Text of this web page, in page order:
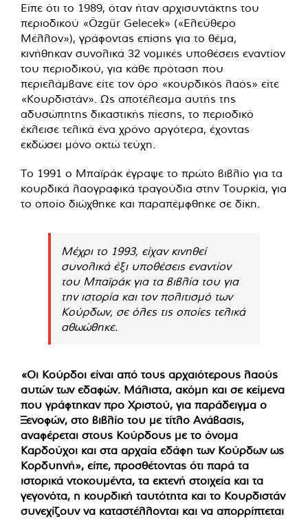
Είπε ότι το 1989, όταν ήταν αρχισυντάκτης του
περιοδικού «Özgür Gelecek» («Ελεύθερο
Μέλλον»), γράφοντας επίσης για το θέμα,
κινήθηκαν συνολικά 32 νομικές υποθέσεις εναντίον
του περιοδικού, για κάθε πρόταση που
περιελάμβανε είτε τον όρο «κουρδικός λαός» είτε
«Κουρδιστάν». Ως αποτέλεσμα αυτής της
αδυσώπητης δικαστικής πίεσης, το περιοδικό
έκλεισε τελικά ένα χρόνο αργότερα, έχοντας
εκδώσει μόνο οκτώ τεύχη.
Το 1991 ο Μπαϊράκ έγραψε το πρώτο βιβλίο για τα
κουρδικά λαογραφικά τραγούδια στην Τουρκία, για
το οποίο διώχθηκε και παραπέμφθηκε σε δίκη.
Μέχρι το 1993, είχαν κινηθεί
συνολικά έξι υποθέσεις εναντίον
του Μπαϊράκ για τα βιβλία του για
την ιστορία και τον πολιτισμό των
Κούρδων, σε όλες τις οποίες τελικά
αθωώθηκε.
«Οι Κούρδοι είναι από τους αρχαιότερους λαούς
αυτών των εδαφών. Μάλιστα, ακόμη και σε κείμενα
που γράφτηκαν προ Χριστού, για παράδειγμα ο
Ξενοφών, στο βιβλίο του με τίτλο Ανάβασις,
αναφέρεται στους Κούρδους με το όνομα
Καρδούχοι και στα αρχαία εδάφη των Κούρδων ως
Κορδυηνή», είπε, προσθέτοντας ότι παρά τα
ιστορικά ντοκουμέντα, τα εκτενή στοιχεία και τα
γεγονότα, η κουρδική ταυτότητα και το Κουρδιστάν
συνεχίζουν να καταστέλλονται και να απορρίπτεται